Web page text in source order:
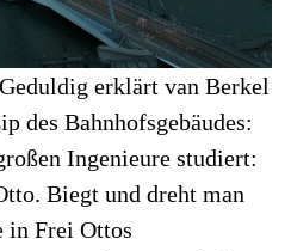
erklärt van Berkel
des Bahnhofsgebäudes:
Ingenieure studiert:
Biegt und dreht man
in Frei Ottos